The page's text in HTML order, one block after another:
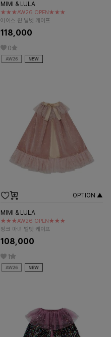
MIMI & LULA
★★★AW26 OPEN★★★
아이스 퀸 벨벳 케이프
118,000
0
OPTION ▲
MIMI & LULA
★★★AW26 OPEN★★★
핑크 마녀 벨벳 케이프
108,000
1